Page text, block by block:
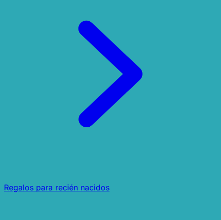
Regalos para recién nacidos